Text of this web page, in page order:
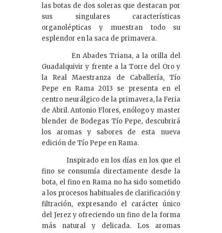
las botas de dos soleras que destacan por
sus singulares características
organolépticas y muestran todo su
esplendor en la saca de primavera.
En Abades Triana, a la orilla del
Guadalquivir y frente a la Torre del Oro y
la Real Maestranza de Caballería, Tío
Pepe en Rama 2013 se presenta en el
centro neurálgico de la primavera, la Feria
de Abril. Antonio Flores, enólogo y master
blender de Bodegas Tío Pepe, descubrirá
los aromas y sabores de esta nueva
edición de Tío Pepe en Rama.
Inspirado en los días en los que el
fino se consumía directamente desde la
bota, el fino en Rama no ha sido sometido
a los procesos habituales de clarificación y
filtración, expresando el carácter único
del Jerez y ofreciendo un fino de la forma
más natural y delicada. Los aromas